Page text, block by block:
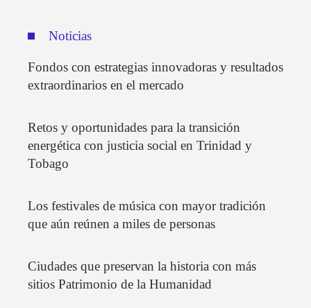
Noticias
Fondos con estrategias innovadoras y resultados
extraordinarios en el mercado
Retos y oportunidades para la transición
energética con justicia social en Trinidad y
Tobago
Los festivales de música con mayor tradición
que aún reúnen a miles de personas
Ciudades que preservan la historia con más
sitios Patrimonio de la Humanidad